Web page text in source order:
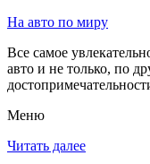
На авто по миру
Все самое
авто и не только, по
Меню
Читать далее